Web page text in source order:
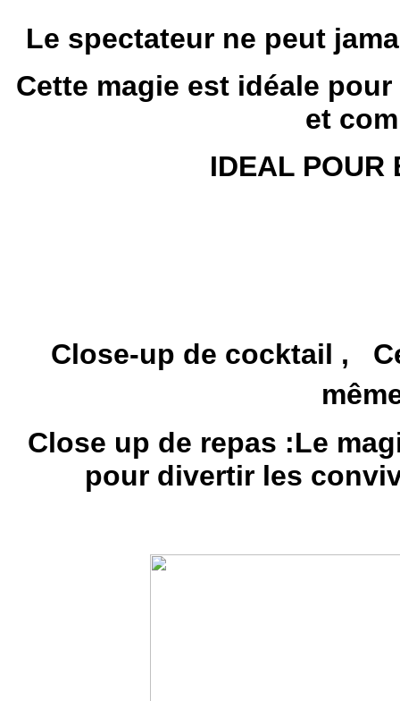
Le spectateur ne peut
Cette magie est idéale
et
IDEAL POUR
Close-up de cocktail ,
Close up de repas :Le
pour divertir les